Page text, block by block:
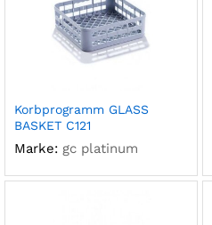
Korbprogramm GLASS
BASKET C121
Marke: gc platinum